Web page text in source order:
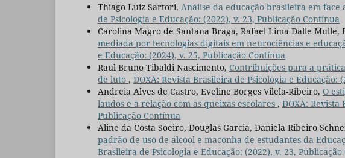
Thiago Luiz Sartori, Análise da educação brasileira em face
de Psicologia e Educação: (2022), v. 23, Publicação Contínua
Carolina Magro de Santana Braga, Rafael Lima Dalle Mulle,
mediada por tecnologias digitais em neurociências e
e Educação: (2024), v. 25, Publicação Contínua
Raul Bruno Tibaldi Nascimento, Contribuições para a
de luto , DOXA: Revista Brasileira de Psicologia e Educação:
Andreia Alves de Castro, Eveline Borges Vilela-Ribeiro, O
laudos e a relação com as queixas escolares , DOXA: Revista
Publicação Contínua
Aline da Costa Soeiro, Douglas Garcia, Daniela Ribeiro
padrão de uso de álcool e maconha de estudantes da
Brasileira de Psicologia e Educação: (2022), v. 23,